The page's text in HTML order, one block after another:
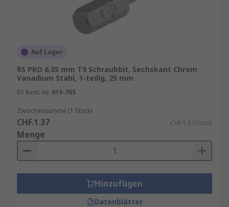
Auf Lager
RS PRO 6.35 mm T9 Schraubbit, Sechskant Chrom
Vanadium Stahl, 1-teilig, 25 mm
RS Best.-Nr. 619-705
Zwischensumme (1 Stück)
CHF.1.37 CHF.1.37/Stück
Menge
Hinzufügen
Datenblätter